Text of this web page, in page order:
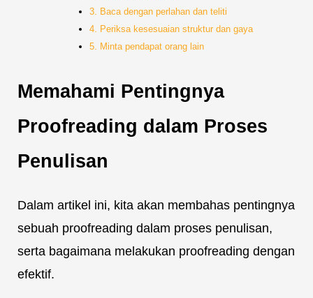
3. Baca dengan perlahan dan teliti
4. Periksa kesesuaian struktur dan gaya
5. Minta pendapat orang lain
Memahami Pentingnya
Proofreading dalam Proses
Penulisan
Dalam artikel ini, kita akan membahas pentingnya
sebuah proofreading dalam proses penulisan,
serta bagaimana melakukan proofreading dengan
efektif.